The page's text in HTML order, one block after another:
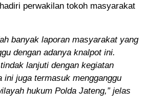
perwakilan tokoh masyarakat
banyak laporan masyarakat yang
dengan adanya knalpot ini.
lanjuti dengan kegiatan
ini juga termasuk mengganggu
hukum Polda Jateng,” jelas